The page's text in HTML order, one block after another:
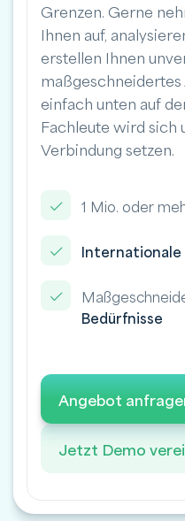
Grenzen. Gerne
Ihnen auf,
erstellen Ihnen
maßgeschneidertes
einfach unten auf
Fachleute wird sich
Verbindung setzen.
1 Mio. oder
Internationale
Bedürfnisse
Angebot
Jetzt Demo